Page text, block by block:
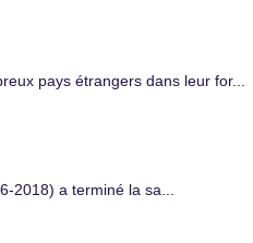
pays étrangers dans leur for...
a terminé la sa...